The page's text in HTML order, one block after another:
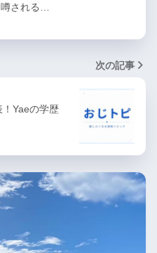
される…
次の記事
Yaeの学歴